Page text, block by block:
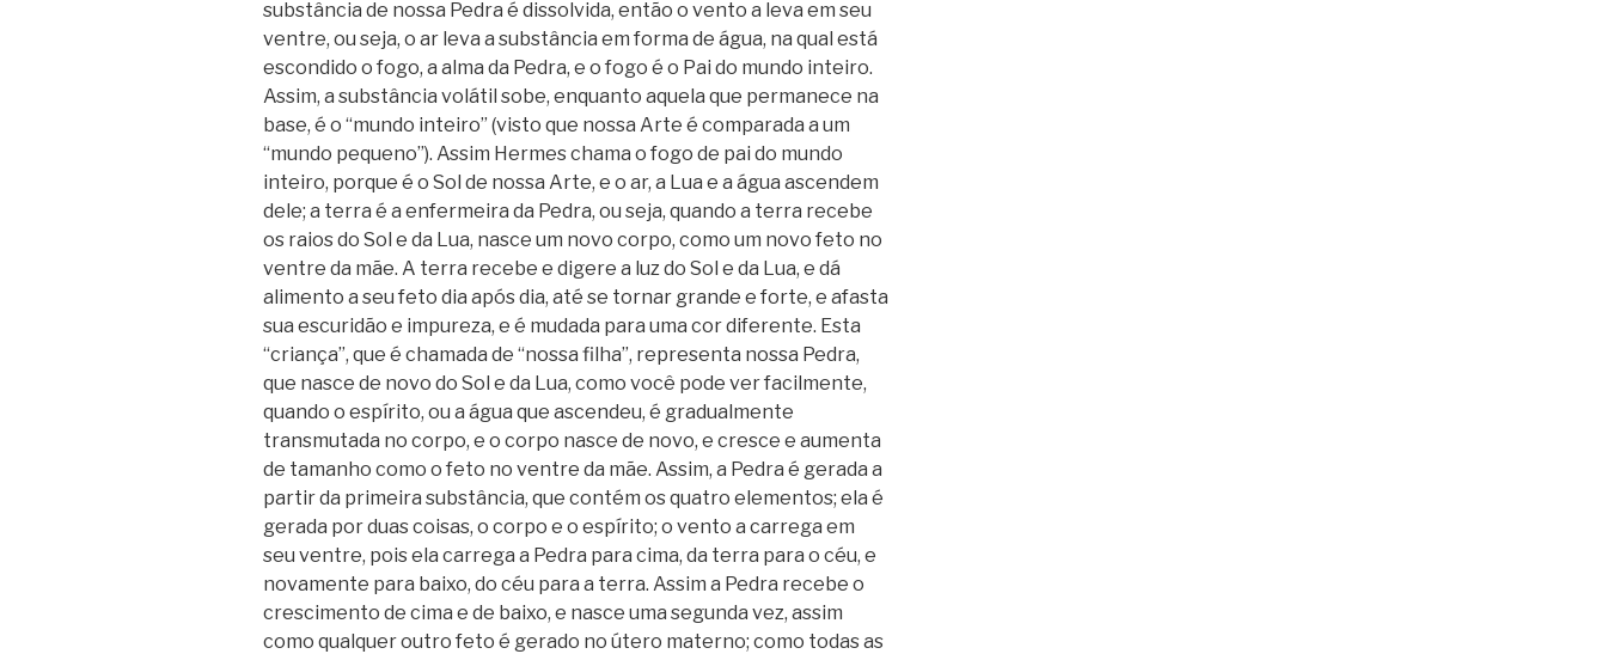
substância de nossa Pedra é dissolvida, então o vento a leva em seu
ventre, ou seja, o ar leva a substância em forma de água, na qual está
escondido o fogo, a alma da Pedra, e o fogo é o Pai do mundo inteiro.
Assim, a substância volátil sobe, enquanto aquela que permanece na
base, é o “mundo inteiro” (visto que nossa Arte é comparada a um
“mundo pequeno”). Assim Hermes chama o fogo de pai do mundo
inteiro, porque é o Sol de nossa Arte, e o ar, a Lua e a água ascendem
dele; a terra é a enfermeira da Pedra, ou seja, quando a terra recebe
os raios do Sol e da Lua, nasce um novo corpo, como um novo feto no
ventre da mãe. A terra recebe e digere a luz do Sol e da Lua, e dá
alimento a seu feto dia após dia, até se tornar grande e forte, e afasta
sua escuridão e impureza, e é mudada para uma cor diferente. Esta
“criança”, que é chamada de “nossa filha”, representa nossa Pedra,
que nasce de novo do Sol e da Lua, como você pode ver facilmente,
quando o espírito, ou a água que ascendeu, é gradualmente
transmutada no corpo, e o corpo nasce de novo, e cresce e aumenta
de tamanho como o feto no ventre da mãe. Assim, a Pedra é gerada a
partir da primeira substância, que contém os quatro elementos; ela é
gerada por duas coisas, o corpo e o espírito; o vento a carrega em
seu ventre, pois ela carrega a Pedra para cima, da terra para o céu, e
novamente para baixo, do céu para a terra. Assim a Pedra recebe o
crescimento de cima e de baixo, e nasce uma segunda vez, assim
como qualquer outro feto é gerado no útero materno; como todas as